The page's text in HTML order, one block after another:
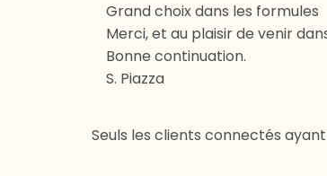
Grand choix dans les formules
Merci, et au plaisir de venir
Bonne continuation.
S. Piazza
Seuls les clients connectés